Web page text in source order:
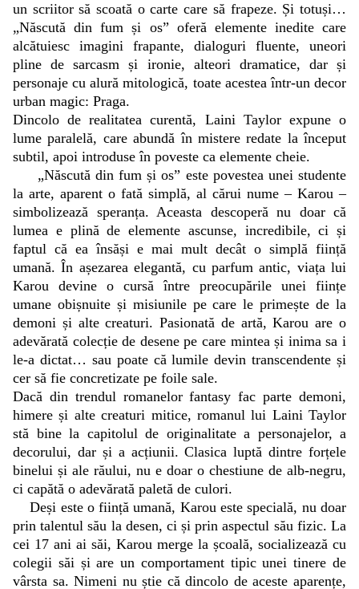
un scriitor să scoată o carte care să frapeze. Și totuși…
„Născută din fum și os” oferă elemente inedite care
alcătuiesc imagini frapante, dialoguri fluente, uneori
pline de sarcasm și ironie, alteori dramatice, dar și
personaje cu alură mitologică, toate acestea într-un decor
urban magic: Praga.
Dincolo de realitatea curentă, Laini Taylor expune o
lume paralelă, care abundă în mistere redate la început
subtil, apoi introduse în poveste ca elemente cheie.
„Născută din fum și os” este povestea unei studente
la arte, aparent o fată simplă, al cărui nume – Karou –
simbolizează speranța. Aceasta descoperă nu doar că
lumea e plină de elemente ascunse, incredibile, ci și
faptul că ea însăși e mai mult decât o simplă ființă
umană. În așezarea elegantă, cu parfum antic, viața lui
Karou devine o cursă între preocupările unei ființe
umane obișnuite și misiunile pe care le primește de la
demoni și alte creaturi. Pasionată de artă, Karou are o
adevărată colecție de desene pe care mintea și inima sa i
le-a dictat… sau poate că lumile devin transcendente și
cer să fie concretizate pe foile sale.
Dacă din trendul romanelor fantasy fac parte demoni,
himere și alte creaturi mitice, romanul lui Laini Taylor
stă bine la capitolul de originalitate a personajelor, a
decorului, dar și a acțiunii. Clasica luptă dintre forțele
binelui și ale răului, nu e doar o chestiune de alb-negru,
ci capătă o adevărată paletă de culori.
Deși este o ființă umană, Karou este specială, nu doar
prin talentul său la desen, ci și prin aspectul său fizic. La
cei 17 ani ai săi, Karou merge la școală, socializează cu
colegii săi și are un comportament tipic unei tinere de
vârsta sa. Nimeni nu știe că dincolo de aceste aparențe,